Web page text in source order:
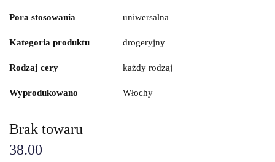
Pora stosowania uniwersalna
Kategoria produktu drogeryjny
Rodzaj cery każdy rodzaj
Wyprodukowano Włochy
Brak towaru
38.00